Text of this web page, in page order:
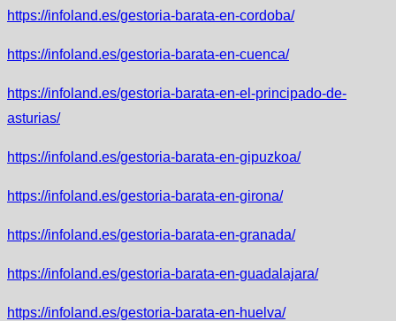
https://infoland.es/gestoria-barata-en-cordoba/
https://infoland.es/gestoria-barata-en-cuenca/
https://infoland.es/gestoria-barata-en-el-principado-de-
asturias/
https://infoland.es/gestoria-barata-en-gipuzkoa/
https://infoland.es/gestoria-barata-en-girona/
https://infoland.es/gestoria-barata-en-granada/
https://infoland.es/gestoria-barata-en-guadalajara/
https://infoland.es/gestoria-barata-en-huelva/